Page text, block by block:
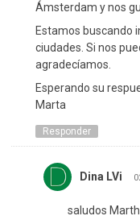
Ámsterdam y nos
Estamos buscando
ciudades. Si nos
agradecíamos.
Esperando su
Marta
Responder
Dina LVi
saludos